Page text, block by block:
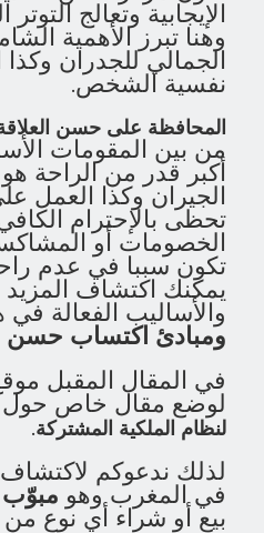
الإيجابية وتعالج
وهنا تبرز الأهمية
الجمالي للجدران وكذا
نفسية الشخص.
المحافظة على حسن
من بين المقومات
أكبر قدر من الراحة
الجيران وكذا العمل
تحظى بالإحترام
الخصومات أو
تكون سببا في عدم
يمكنك اكتشاف
والأساليب الفعالة
ومبادئ اكتساب حسن
في المقال المقبل
لوضع مقال خاص
لنظام الملكية المشتركة.
لذلك ندعوكم
في المغرب وهو مبوّب
بيع أو شراء أي نوع من